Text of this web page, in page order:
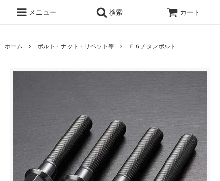
メニュー 検索 カート
ホーム ボルト・ナット・リベット等 ＦＧチタンボルト